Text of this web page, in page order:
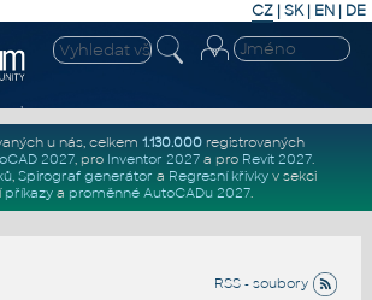
CZ | SK| EN | DE
u nás, celkem 1.130.000registrovaných
2027, pro Inventor 2027a pro Revit 2027.
, Spirograf generátor a Regresní křivkyv sekci
příkazya proměnné AutoCADu 2027.
RSS - soubory